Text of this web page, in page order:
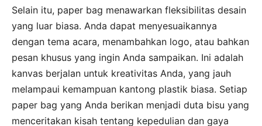
Selain itu, paper bag menawarkan fleksibilitas desain
yang luar biasa. Anda dapat menyesuaikannya
dengan tema acara, menambahkan logo, atau bahkan
pesan khusus yang ingin Anda sampaikan. Ini adalah
kanvas berjalan untuk kreativitas Anda, yang jauh
melampaui kemampuan kantong plastik biasa. Setiap
paper bag yang Anda berikan menjadi duta bisu yang
menceritakan kisah tentang kepedulian dan gaya